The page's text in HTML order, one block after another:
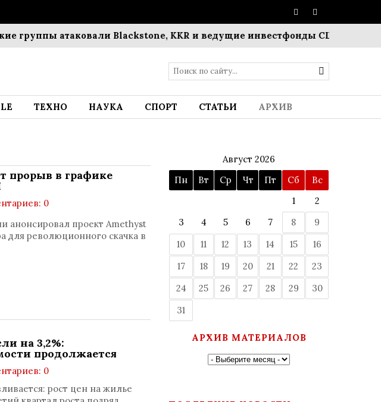
группы атаковали Blackstone, KKR и ведущие инвестфонды США
ТЕХНО НАУКА СПОРТ СТАТЬИ АРХИВ
прорыв в графике
0
анонсировал проект Amethyst
для революционного скачка в
на 3,2%:
продолжается
0
рост цен на жилье
Август 2026
Пн
Вт Ср Чт Пт Сб
Вс
1
2
3
4 5 6 7 8
9
10
11 12 13 14 15
16
17
18 19 20 21 22
23
24
25 26 27 28 29
30
31
АРХИВ МАТЕРИАЛОВ